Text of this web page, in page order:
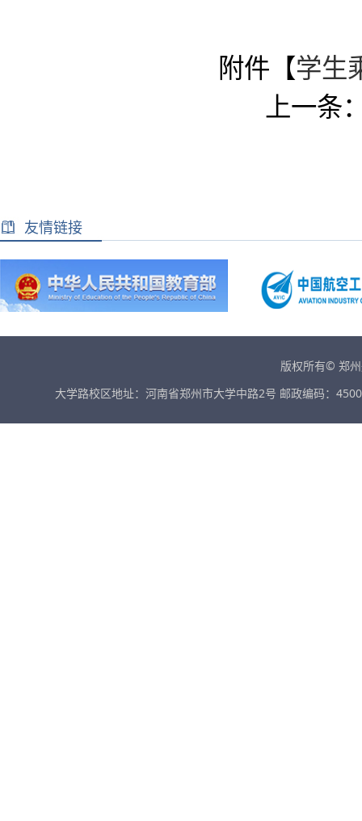
附件【学生
上一条
友情链接
版权所有© 郑
大学路校区地址：河南省郑州市大学中路2号 邮政编码：